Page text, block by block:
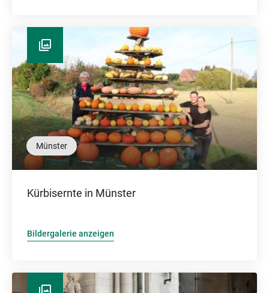
Münster
Kürbisernte in Münster
Bildergalerie anzeigen